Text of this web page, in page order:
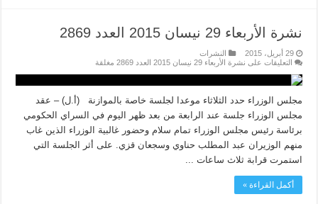
نشرة الأربعاء 29 نيسان 2015 العدد 2869
29 أبريل، 2015
النشرات
التعليقات على نشرة الأربعاء 29 نيسان 2015 العدد 2869 مغلقة
مجلس الوزراء حدد الثلاثاء موعدا لجلسة خاصة بالموازنة (أ.ل) – عقد
مجلس الوزراء جلسة عند الرابعة من بعد ظهر اليوم في السراي الحكومي
برئاسة رئيس مجلس الوزراء تمام سلام وحضور غالبية الوزراء الذين غاب
منهم الوزيران عبد المطلب حناوي وسجعان قزي. على أثر الجلسة التي
استمرت قرابة ثلاث ساعات ...
أكمل القراءة »